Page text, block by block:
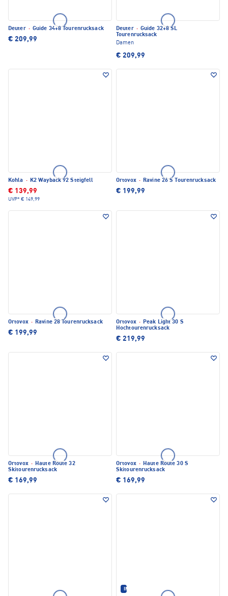
Deuter · Guide 34+8 Tourenrucksack
€ 209,99
Deuter · Guide 32+8 SL
Tourenrucksack
Damen
€ 209,99
Kohla · K2 Wayback 92 Steigfell
€ 139,99
UVP* € 149,99
Ortovox · Ravine 26 S Tourenrucksack
€ 199,99
Ortovox · Ravine 28 Tourenrucksack
€ 199,99
Ortovox · Peak Light 30 S
Hochtourenrucksack
€ 219,99
Ortovox · Haute Route 32
Skitourenrucksack
€ 169,99
Ortovox · Haute Route 30 S
Skitourenrucksack
€ 169,99
IM SET ERHÄLTLICH